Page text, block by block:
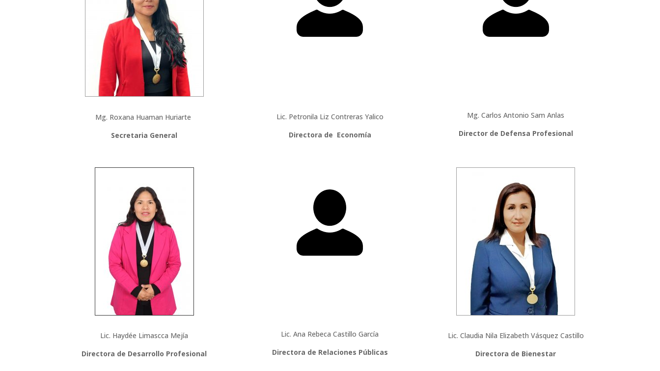
Mg. Roxana Huaman Huriarte
Secretaria General
Lic. Petronila Liz Contreras Yalico
Directora de Economía
Mg. Carlos Antonio Sam Anlas
Director de Defensa Profesional
Lic. Haydée Limascca Mejía
Directora de Desarrollo Profesional
Lic. Ana Rebeca Castillo García
Directora de Relaciones Públicas
Lic. Claudia Nila Elizabeth Vásquez Castillo
Directora de Bienestar